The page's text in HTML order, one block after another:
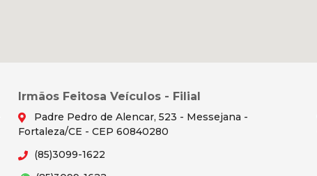
Irmãos Feitosa Veículos - Filial
Padre Pedro de Alencar, 523 - Messejana -
Fortaleza/CE - CEP 60840280
(85)3099-1622